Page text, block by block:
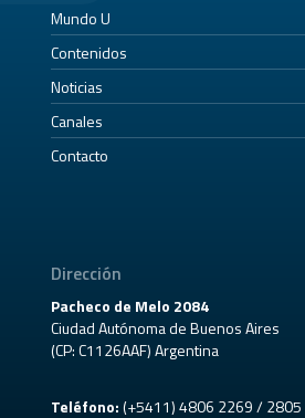
Mundo U
Contenidos
Noticias
Canales
Contacto
Dirección
Pacheco de Melo 2084
Ciudad Autónoma de Buenos Aires
(CP: C1126AAF) Argentina
Teléfono:(+5411) 4806 2269 / 2805